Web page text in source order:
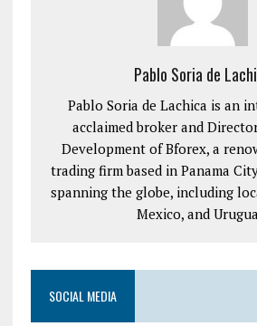
Pablo Soria de
Pablo Soria de Lachica is an
acclaimed broker and
Development of Bforex, a
trading firm based in Panama
spanning the globe, including
Mexico, and
SOCIAL MEDIA